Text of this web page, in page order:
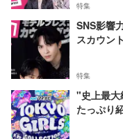
特集
SNS影響
スカウン
特集
"史上最大
たっぷり